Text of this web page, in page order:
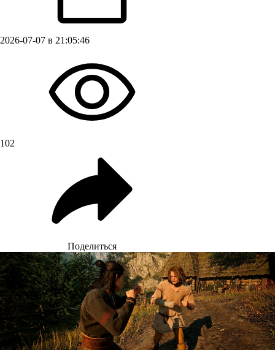
2026-07-07 в 21:05:46
102
Поделиться